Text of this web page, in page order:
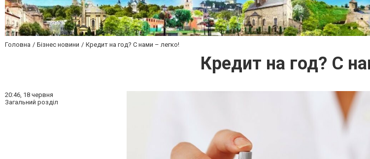
Головна Бізнес новини Кредит на год? С нами – легко!
Кредит на год? С
20:46, 18 червня
Загальний розділ